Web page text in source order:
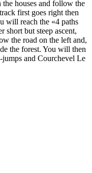
houses and follow the
first goes right then
will reach the «4 paths
short but steep ascent,
the road on the left and,
the forest. You will then
and Courchevel Le